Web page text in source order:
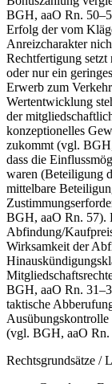
BGH, aaO Rn.
Erfolg der vom
Anreizcharakter
Rechtfertigung setzt
oder nur ein
Erwerb zum
Wertentwicklung
der
konzeptionelles
zukommt (vgl.
dass die
waren (Beteiligung
mittelbare
BGH, aaO Rn. 57).
Abfindung/
Wirksamkeit der
BGH, aaO Rn.
taktische
(vgl. BGH, aaO Rn.
Rechtsgrundsätze /